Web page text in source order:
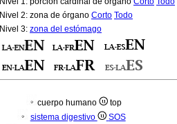
Nivel 2: zona de órgano Corto Todo
Nivel 3: zona del estómago
cuerpo humano
top
sistema digestivo
SOS